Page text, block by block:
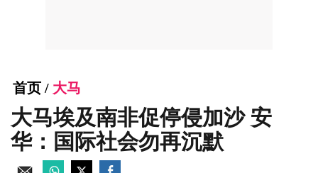
首页 / 大马
大马埃及南非促停侵加沙 安
华：国际社会勿再沉默